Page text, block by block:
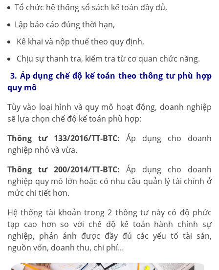
Tổ chức hệ thống sổ sách kế toán đầy đủ,
Lập báo cáo đúng thời hạn,
Kê khai và nộp thuế theo quy định,
Chịu sự thanh tra, kiểm tra từ cơ quan chức năng.
3. Áp dụng chế độ kế toán theo thông tư phù hợp
quy mô
Tùy vào loại hình và quy mô hoạt động, doanh nghiệp
sẽ lựa chọn chế độ kế toán phù hợp:
Thông tư 133/2016/TT-BTC: Áp dụng cho doanh
nghiệp nhỏ và vừa.
Thông tư 200/2014/TT-BTC: Áp dụng cho doanh
nghiệp quy mô lớn hoặc có nhu cầu quản lý tài chính ở
mức chi tiết hơn.
Hệ thống tài khoản trong 2 thông tư này có độ phức
tạp cao hơn so với chế độ kế toán hành chính sự
nghiệp, phản ánh được đầy đủ các yếu tố tài sản,
nguồn vốn, doanh thu, chi phí…